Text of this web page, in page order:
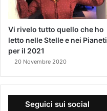
Vi rivelo tutto quello che ho
letto nelle Stelle e nei Pianeti
per il 2021
20 Novembre 2020
Seguici sui social